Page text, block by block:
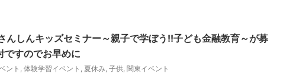
んしんキッズセミナー～親子で学ぼう!!子ども金融教育～が募
ですのでお早めに
ント , 体験学習イベント , 夏休み, 子供, 関東イベント